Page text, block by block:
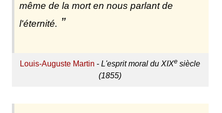
même de la mort en nous parlant de
l'éternité.
Louis-Auguste Martin -L'esprit moral du XIXe siècle
(1855)